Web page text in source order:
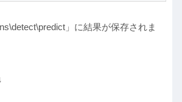
」に結果が保存されま